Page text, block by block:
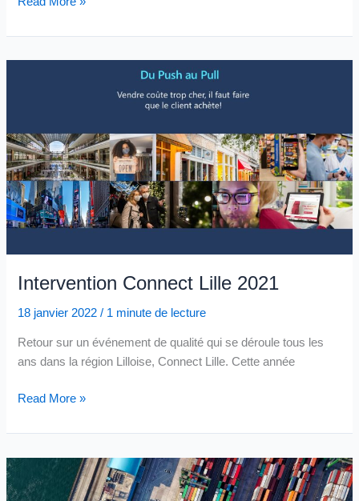
Intervention Connect Lille 2021
18 janvier 2022/ 1 minute de lecture
Retour sur un événement de qualité qui se déroule tous les
ans dans la région Lilloise, Connect Lille. Cette année
Intervention
Lille
2021
Read More »